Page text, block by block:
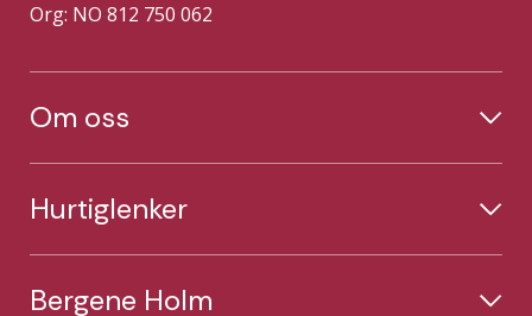
Org: NO 812 750 062
Om oss
Hurtiglenker
Bergene Holm